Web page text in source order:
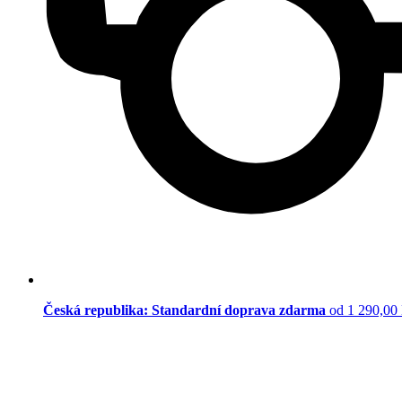
Česká republika: Standardní doprava zdarma od 1 290,00